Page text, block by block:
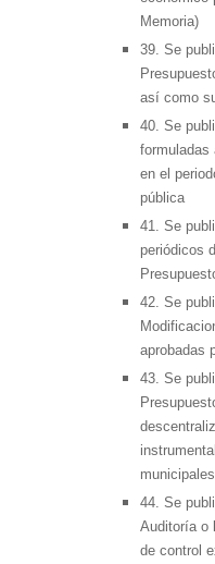
Memoria)
39. Se
así como
40. Se
formuladas
en el
pública
41. Se
periódicos
42. Se
aprobadas
43. Se
municipales
44. Se
Auditoría o
de control